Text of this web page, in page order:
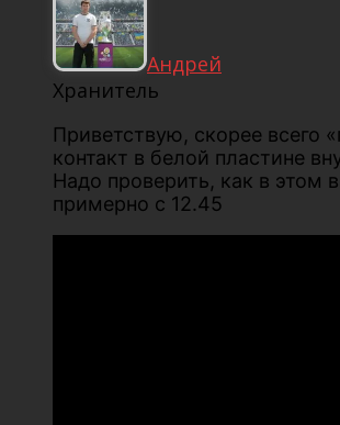
Андрей
Хранитель
Приветствую, скорее всего
контакт в белой пластине
Надо проверить, как в этом
примерно с 12.45